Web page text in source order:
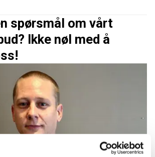
spørsmål om vårt
Ikke nøl med å